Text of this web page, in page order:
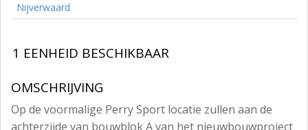
Nijverwaard
1 EENHEID BESCHIKBAAR
OMSCHRIJVING
Op de voormalige Perry Sport locatie zullen aan de
achterzijde van bouwblok A van het nieuwbouwproject